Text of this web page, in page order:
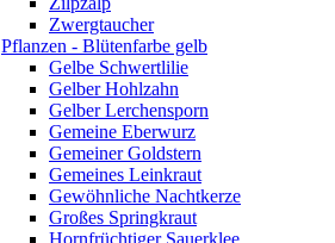
Zwergtaucher
Pflanzen - Blütenfarbe gelb
Gelbe Schwertlilie
Gelber Hohlzahn
Gelber Lerchensporn
Gemeine Eberwurz
Gemeiner Goldstern
Gemeines Leinkraut
Gewöhnliche Nachtkerze
Großes Springkraut
Hornfrüchtiger Sauerklee